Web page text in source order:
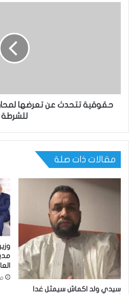
حقوقية تتحدث عن تعرضها
للشرطة
مقالات ذات صلة
سيدي ولد اكماش سيمثل غدا